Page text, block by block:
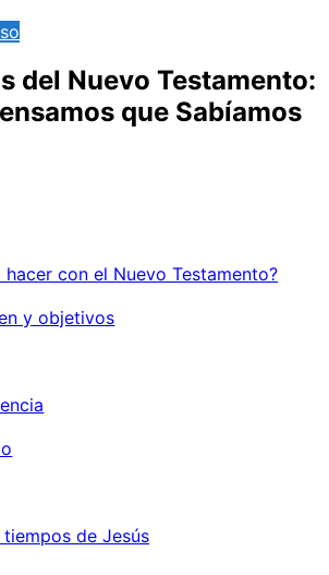
del Nuevo Testamento:
que Sabíamos
hacer con el Nuevo Testamento?
y objetivos
de Jesús